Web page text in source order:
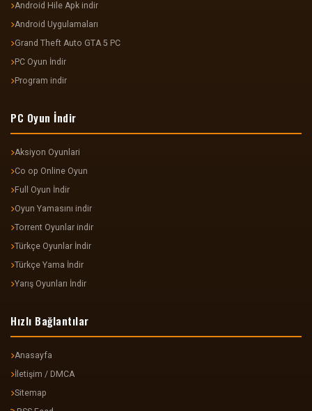
Android Hile Apk indir
Android Uygulamaları
Grand Theft Auto GTA 5 PC
PC Oyun İndir
Program indir
PC Oyun İndir
Aksiyon Oyunlari
Co op Online Oyun
Full Oyun İndir
Oyun Yamasını indir
Torrent Oyunlar indir
Türkçe Oyunlar İndir
Türkçe Yama İndir
Yarış Oyunları İndir
Hızlı Bağlantılar
Anasayfa
İletişim / DMCA
Sitemap